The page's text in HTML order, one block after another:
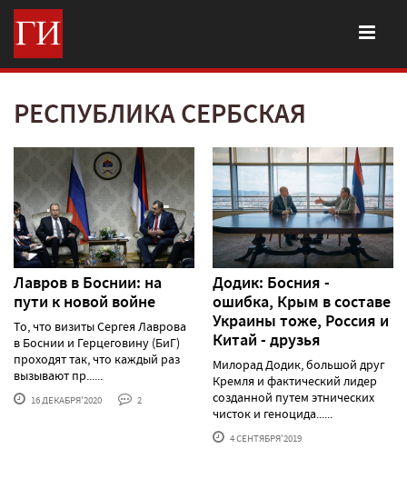
РЕСПУБЛИКА СЕРБСКАЯ
Лавров в Боснии: на
пути к новой войне
То, что визиты Сергея Лаврова
в Боснии и Герцеговину (БиГ)
проходят так, что каждый раз
вызывают пр......
16 ДЕКАБРЯ'2020 2
Додик: Босния -
ошибка, Крым в составе
Украины тоже, Россия и
Китай - друзья
Милорад Додик, большой друг
Кремля и фактический лидер
созданной путем этнических
чисток и геноцида......
4 СЕНТЯБРЯ'2019